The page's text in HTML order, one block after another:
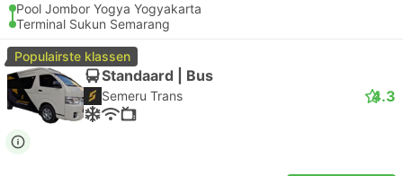
Pool Jombor Yogya Yogyakarta
Terminal Sukun Semarang
Populairste klassen
Standaard | Bus
Semeru Trans 4.3